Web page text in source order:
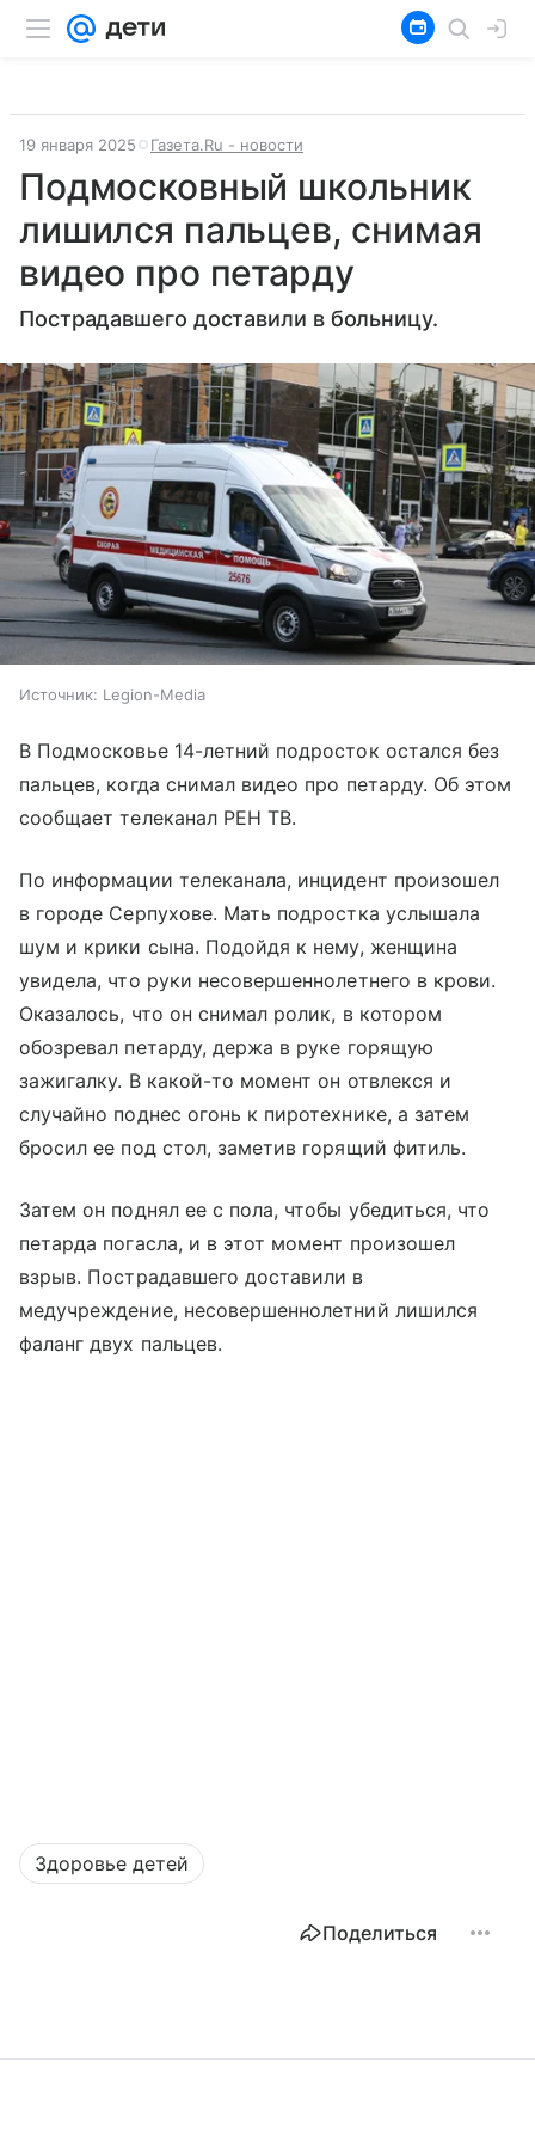
19 января 2025 Газета.Ru - новости
Подмосковный школьник
лишился пальцев, снимая
видео про петарду
Пострадавшего доставили в больницу.
Источник: Legion-Media
В Подмосковье 14-летний подросток остался без
пальцев, когда снимал видео про петарду. Об этом
сообщает телеканал РЕН ТВ.
По информации телеканала, инцидент произошел
в городе Серпухове. Мать подростка услышала
шум и крики сына. Подойдя к нему, женщина
увидела, что руки несовершеннолетнего в крови.
Оказалось, что он снимал ролик, в котором
обозревал петарду, держа в руке горящую
зажигалку. В какой-то момент он отвлекся и
случайно поднес огонь к пиротехнике, а затем
бросил ее под стол, заметив горящий фитиль.
Затем он поднял ее с пола, чтобы убедиться, что
петарда погасла, и в этот момент произошел
взрыв. Пострадавшего доставили в
медучреждение, несовершеннолетний лишился
фаланг двух пальцев.
Здоровье детей
Поделиться